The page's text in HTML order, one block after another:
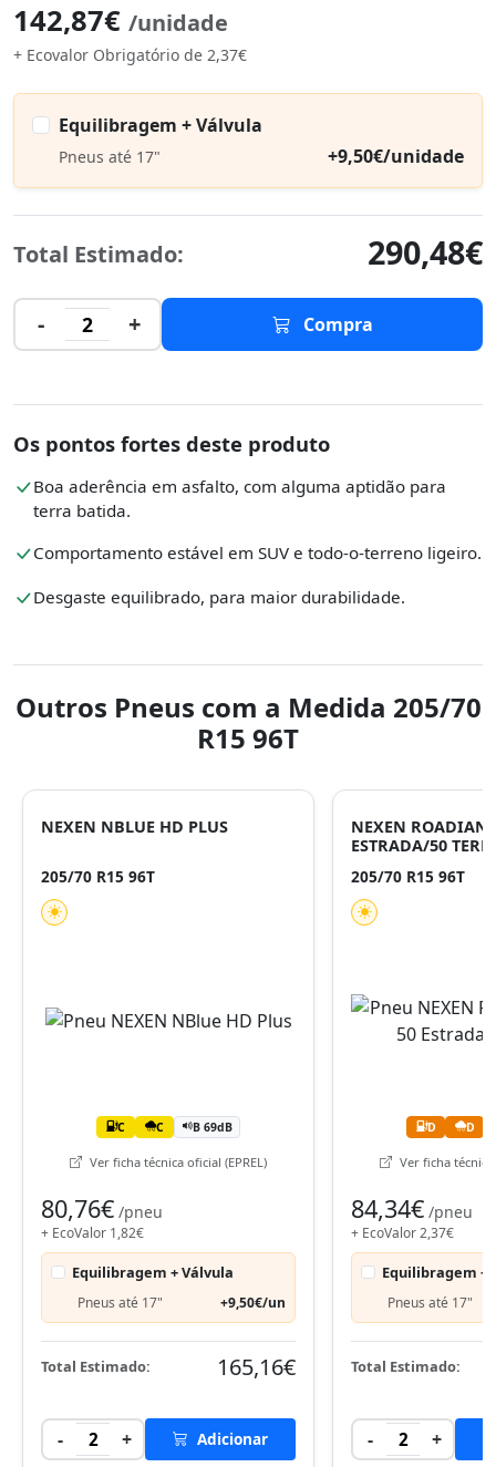
142,87€ /unidade
+ Ecovalor Obrigatório de 2,37€
Equilibragem + Válvula
Pneus até 17" +9,50€/unidade
Total Estimado: 290,48€
- 2 + Compra
Os pontos fortes deste produto
Boa aderência em asfalto, com alguma aptidão para
terra batida.
Comportamento estável em SUV e todo-o-terreno ligeiro.
Desgaste equilibrado, para maior durabilidade.
Outros Pneus com a Medida 205/70
R15 96T
NEXEN NBLUE HD PLUS
205/70 R15 96T
C C B 69dB
Ver ficha técnica oficial (EPREL)
80,76€ /pneu
+ EcoValor 1,82€
Equilibragem + Válvula
Pneus até 17" +9,50€/un
Total Estimado: 165,16€
- 2 + Adicionar
NEXEN ROADIAN
ESTRADA/50
205/70 R15 96T
D D
Ver ficha técnica
84,34€ /pneu
+ EcoValor 2,37€
Equilibragem +
Pneus até 17"
Total Estimado:
- 2 +